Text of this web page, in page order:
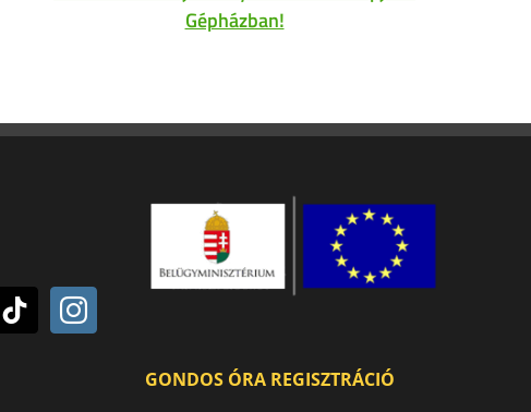
Gépházban!
GONDOS ÓRA REGISZTRÁCIÓ